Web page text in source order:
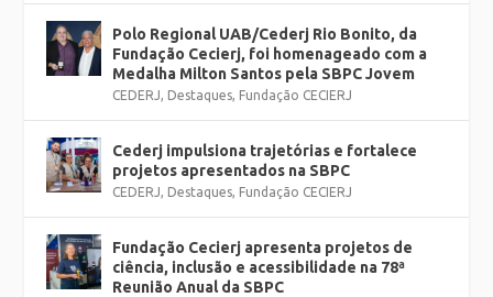
Polo Regional UAB/Cederj Rio Bonito, da
Fundação Cecierj, foi homenageado com a
Medalha Milton Santos pela SBPC Jovem
CEDERJ, Destaques, Fundação CECIERJ
Cederj impulsiona trajetórias e fortalece
projetos apresentados na SBPC
CEDERJ, Destaques, Fundação CECIERJ
Fundação Cecierj apresenta projetos de
ciência, inclusão e acessibilidade na 78ª
Reunião Anual da SBPC